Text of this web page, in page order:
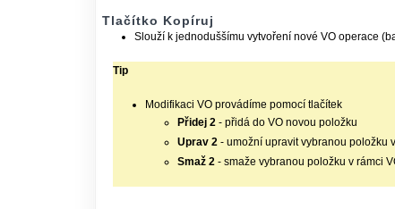
Tlačítko Kopíruj
Slouží k jednoduššímu vytvoření nové VO operace
Tip
Modifikaci VO provádíme pomocí tlačítek
Přidej 2- přidá do VO novou položku
Uprav 2- umožní upravit vybranou položku
Smaž 2- smaže vybranou položku v rámci